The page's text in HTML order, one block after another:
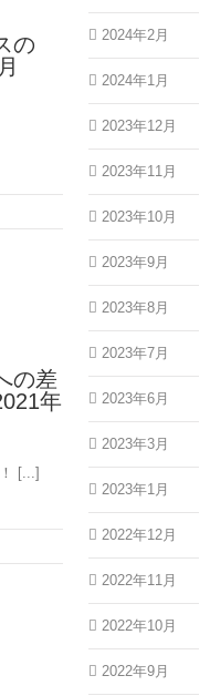
の
の差
年
[...]
2024年2月
2024年1月
2023年12月
2023年11月
2023年10月
2023年9月
2023年8月
2023年7月
2023年6月
2023年3月
2023年1月
2022年12月
2022年11月
2022年10月
2022年9月